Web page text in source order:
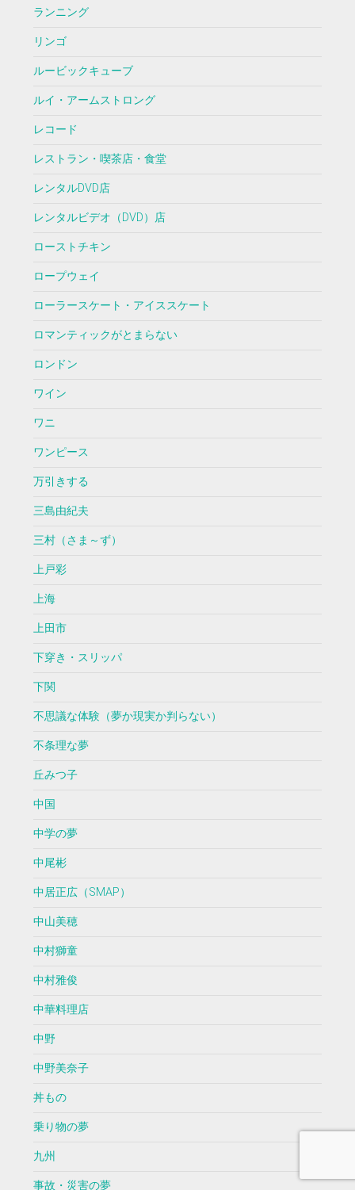
ランニング
リンゴ
ルービックキューブ
ルイ・アームストロング
レコード
レストラン・喫茶店・食堂
レンタルDVD店
レンタルビデオ（DVD）店
ローストチキン
ロープウェイ
ローラースケート・アイススケート
ロマンティックがとまらない
ロンドン
ワイン
ワニ
ワンピース
万引きする
三島由紀夫
三村（さま～ず）
上戸彩
上海
上田市
下穿き・スリッパ
下関
不思議な体験（夢か現実か判らない）
不条理な夢
丘みつ子
中国
中学の夢
中尾彬
中居正広（SMAP）
中山美穂
中村獅童
中村雅俊
中華料理店
中野
中野美奈子
丼もの
乗り物の夢
九州
事故・災害の夢